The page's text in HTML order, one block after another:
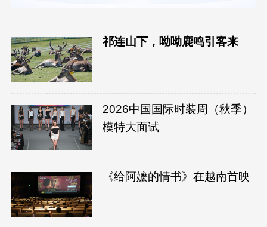
祁连山下，呦呦鹿鸣引客来
2026中国国际时装周（秋季）
模特大面试
《给阿嬷的情书》在越南首映